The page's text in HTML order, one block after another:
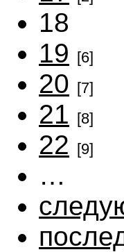
18
19 [6]
20 [7]
21 [8]
22 [9]
…